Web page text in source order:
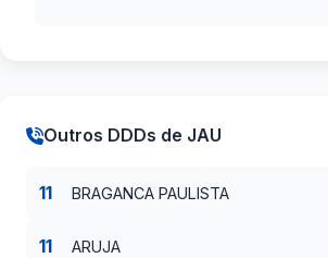
Outros DDDs de JAU
11 BRAGANCA PAULISTA
11 ARUJA